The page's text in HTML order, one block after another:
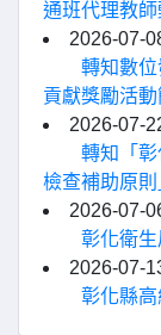
通班代理教師
2026-07-
轉知數
貢獻獎勵活動
2026-07-
轉知「
檢查補助原則
2026-07-
彰化衛
2026-07-
彰化縣